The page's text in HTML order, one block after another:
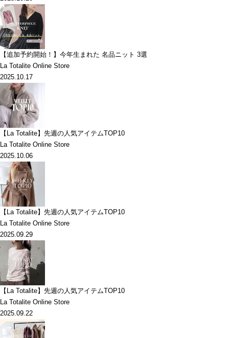
【追加予約開始！】今年生まれた 名品ニット 3選
La Totalite Online Store
2025.10.17
【La Totalite】先週の人気アイテムTOP10
La Totalite Online Store
2025.10.06
【La Totalite】先週の人気アイテムTOP10
La Totalite Online Store
2025.09.29
【La Totalite】先週の人気アイテムTOP10
La Totalite Online Store
2025.09.22